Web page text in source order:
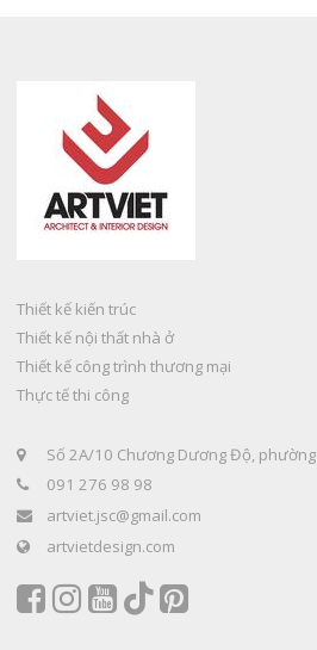
Thiết kế kiến trúc
Thiết kế nội thất nhà ở
Thiết kế công trình thương mại
Thực tế thi công
Số 2A/10 Chương Dương Độ, phường
091 276 98 98
artviet.jsc@gmail.com
artvietdesign.com